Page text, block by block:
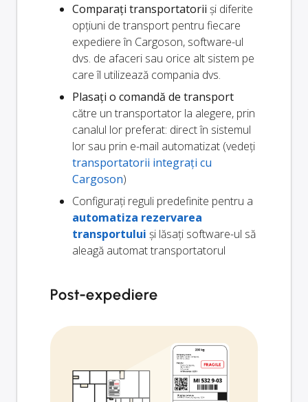
Comparați transportatorii și diferite
opțiuni de transport pentru fiecare
expediere în Cargoson, software-ul
dvs. de afaceri sau orice alt sistem pe
care îl utilizează compania dvs.
Plasați o comandă de transport
către un transportator la alegere, prin
canalul lor preferat: direct în sistemul
lor sau prin e-mail automatizat (vedeți
transportatorii integrați cu
Cargoson)
Configurați reguli predefinite pentru a
automatiza rezervarea
transportului și lăsați software-ul să
aleagă automat transportatorul
Post-expediere